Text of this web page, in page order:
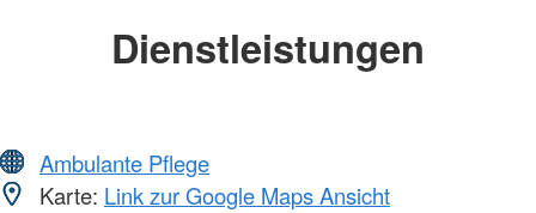
Dienstleistungen
Ambulante Pflege
Karte: Link zur Google Maps Ansicht